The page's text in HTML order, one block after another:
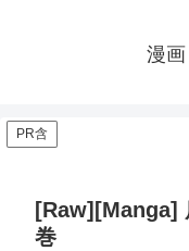
漫
PR含
[Raw][Manga]
巻